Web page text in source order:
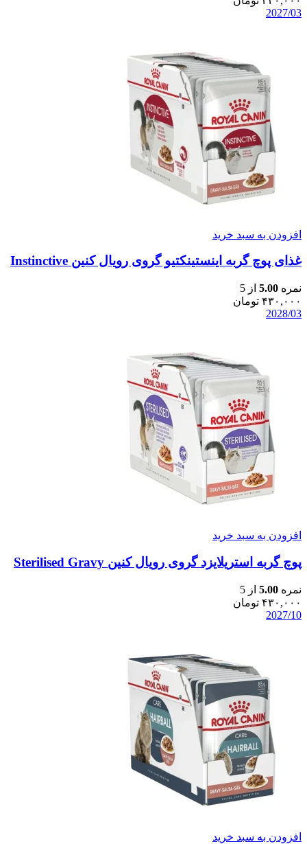
2027/03
افزودن به سبد خرید
غذای پوچ گربه اینستینکتیو گروی رویال کنین Instinctive
نمره 5.00 از 5
۴۳۰,۰۰۰ تومان
2028/03
افزودن به سبد خرید
پوچ گربه استریلایزد گروی رویال کنین Sterilised Gravy
نمره 5.00 از 5
۴۳۰,۰۰۰ تومان
2027/10
افزودن به سبد خرید